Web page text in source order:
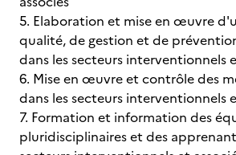
5. Elaboration et mise en œuvre
qualité, de gestion et de
dans les secteurs interventionnels
6. Mise en œuvre et contrôle des
dans les secteurs interventionnels
7. Formation et information des
pluridisciplinaires et des